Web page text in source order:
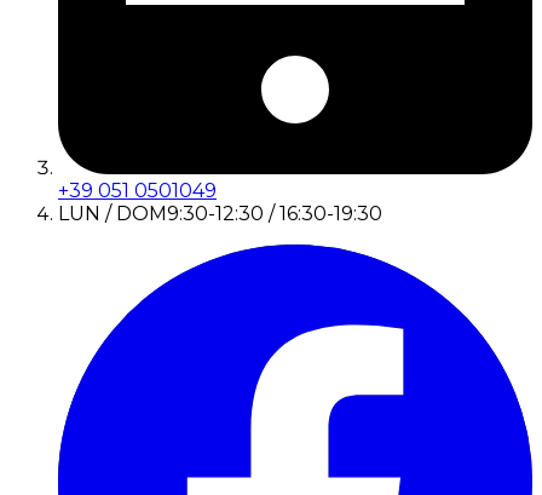
+39 051 0501049
LUN / DOM9:30-12:30 / 16:30-19:30